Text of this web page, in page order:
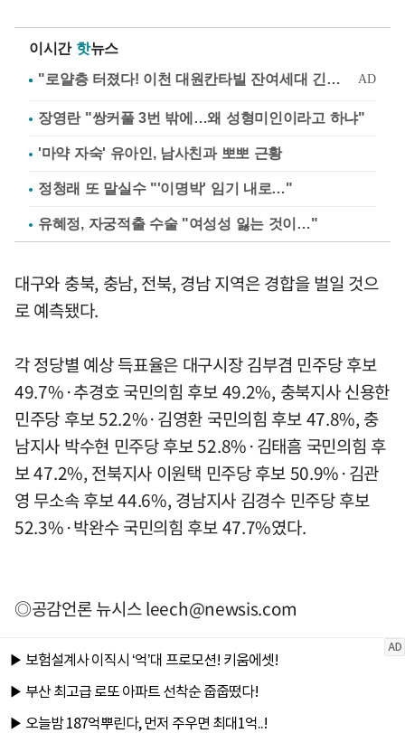
이시간 핫뉴스
장영란 "쌍커풀 3번 밖에…왜 성형미인이라고 하냐"
'마약 자숙' 유아인, 남사친과 뽀뽀 근황
정청래 또 말실수 "'이명박' 임기 내로…"
유혜정, 자궁적출 수술 "여성성 잃는 것이…"
대구와 충북, 충남, 전북, 경남 지역은 경합을 벌일 것으
로 예측됐다.
각 정당별 예상 득표율은 대구시장 김부겸 민주당 후보
49.7%·추경호 국민의힘 후보 49.2%, 충북지사 신용한
민주당 후보 52.2%·김영환 국민의힘 후보 47.8%, 충
남지사 박수현 민주당 후보 52.8%·김태흠 국민의힘 후
보 47.2%, 전북지사 이원택 민주당 후보 50.9%·김관
영 무소속 후보 44.6%, 경남지사 김경수 민주당 후보
52.3%·박완수 국민의힘 후보 47.7%였다.
◎공감언론 뉴시스leech@newsis.com